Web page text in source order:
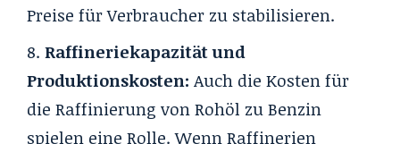
Preise für Verbraucher zu stabilisieren.
Raffineriekapazität und
Produktionskosten: Auch die Kosten für
die Raffinierung von Rohöl zu Benzin
spielen eine Rolle. Wenn Raffinerien